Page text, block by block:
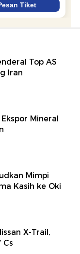
Top AS
Iran
Mineral
Mimpi
Kasih ke Oki
X-Trail,
Cs